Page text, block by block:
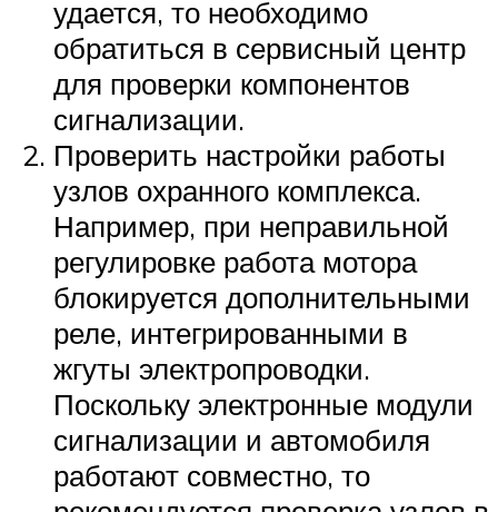
удается, то необходимо
обратиться в сервисный центр
для проверки компонентов
сигнализации.
Проверить настройки работы
узлов охранного комплекса.
Например, при неправильной
регулировке работа мотора
блокируется дополнительными
реле, интегрированными в
жгуты электропроводки.
Поскольку электронные модули
сигнализации и автомобиля
работают совместно, то